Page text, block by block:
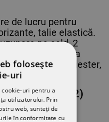
de lucru pentru
talie elastică.
pe șold, 2
de a regla
65% poliester,
20471 (Class 2)
folosește
uri
uri pentru a
utilizatorului. Prin
web, sunteți de
în conformitate cu